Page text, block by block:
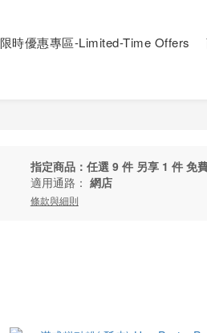
限時優惠專區-Limited-Time Offers
指定商品：任選 9 件 另享 1 件 免
適用通路： 網店
條款與細則